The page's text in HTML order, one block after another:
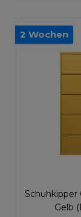
2 Wochen
Schuhkipper
Gelb